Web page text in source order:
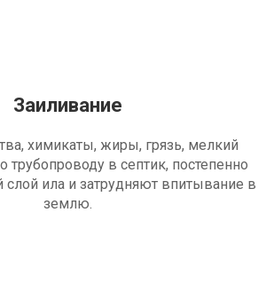
Заиливание
химикаты, жиры, грязь, мелкий
трубопроводу в септик, постепенно
ила и затрудняют впитывание в
землю.